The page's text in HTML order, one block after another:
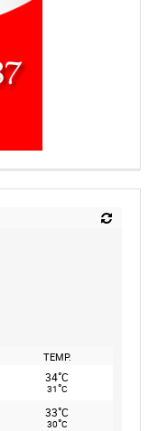
TEMP.
34°C
31°C
33°C
30°C